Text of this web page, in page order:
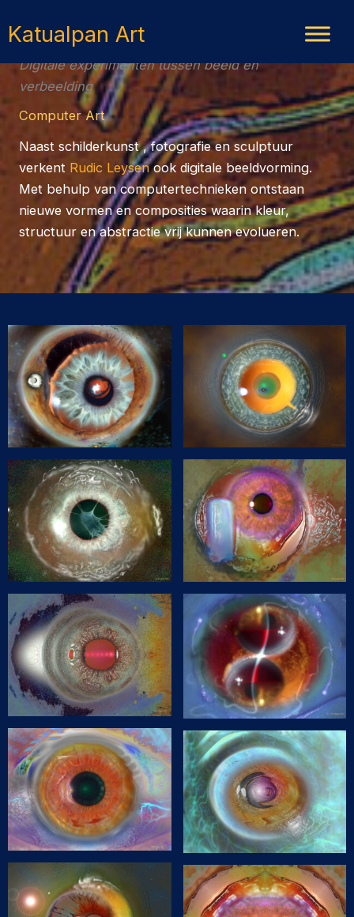
naar
inhoud
Katualpan Art
Digitale experimenten tussen beeld en
verbeelding
Computer Art
Naast schilderkunst , fotografie en sculptuur
verkent Rudic Leysenook digitale beeldvorming.
Met behulp van computertechnieken ontstaan
nieuwe vormen en composities waarin kleur,
structuur en abstractie vrij kunnen evolueren.